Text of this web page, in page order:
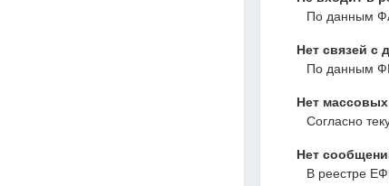
По данным
Нет связей с
По данным
Нет
Согласно
Нет
В реестре